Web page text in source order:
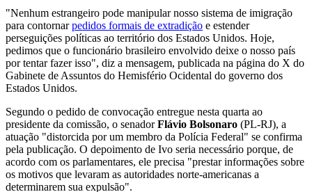
"Nenhum estrangeiro pode manipular nosso sistema de imigração
para contornarpedidos formais de extradição e estender
perseguições políticas ao território dos Estados Unidos. Hoje,
pedimos que o funcionário brasileiro envolvido deixe o nosso país
por tentar fazer isso", diz a mensagem, publicada na página do X do
Gabinete de Assuntos do Hemisfério Ocidental do governo dos
Estados Unidos.
Segundo o pedido de convocação entregue nesta quarta ao
presidente da comissão, o senadorFlávio Bolsonaro (PL-RJ), a
atuação "distorcida por um membro da Polícia Federal" se confirma
pela publicação. O depoimento de Ivo seria necessário porque, de
acordo com os parlamentares, ele precisa "prestar informações sobre
os motivos que levaram as autoridades norte-americanas a
determinarem sua expulsão".